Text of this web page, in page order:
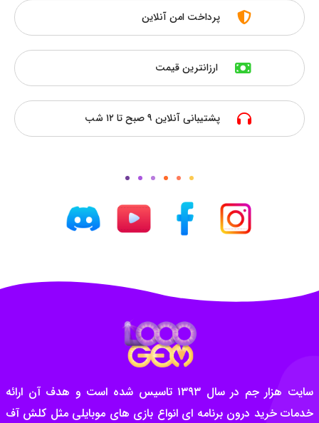
پرداخت امن آنلاین
ارزانترین قیمت
پشتیبانی آنلاین ۹ صبح تا ۱۲ شب
سایت هزار جم در سال ۱۳۹۳ تاسیس شده است و هدف آن ارائه
خدمات خرید درون برنامه ای انواع بازی های موبایلی مثل کلش آف